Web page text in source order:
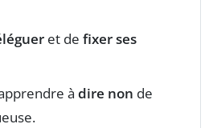
et de fixer ses
à dire non de